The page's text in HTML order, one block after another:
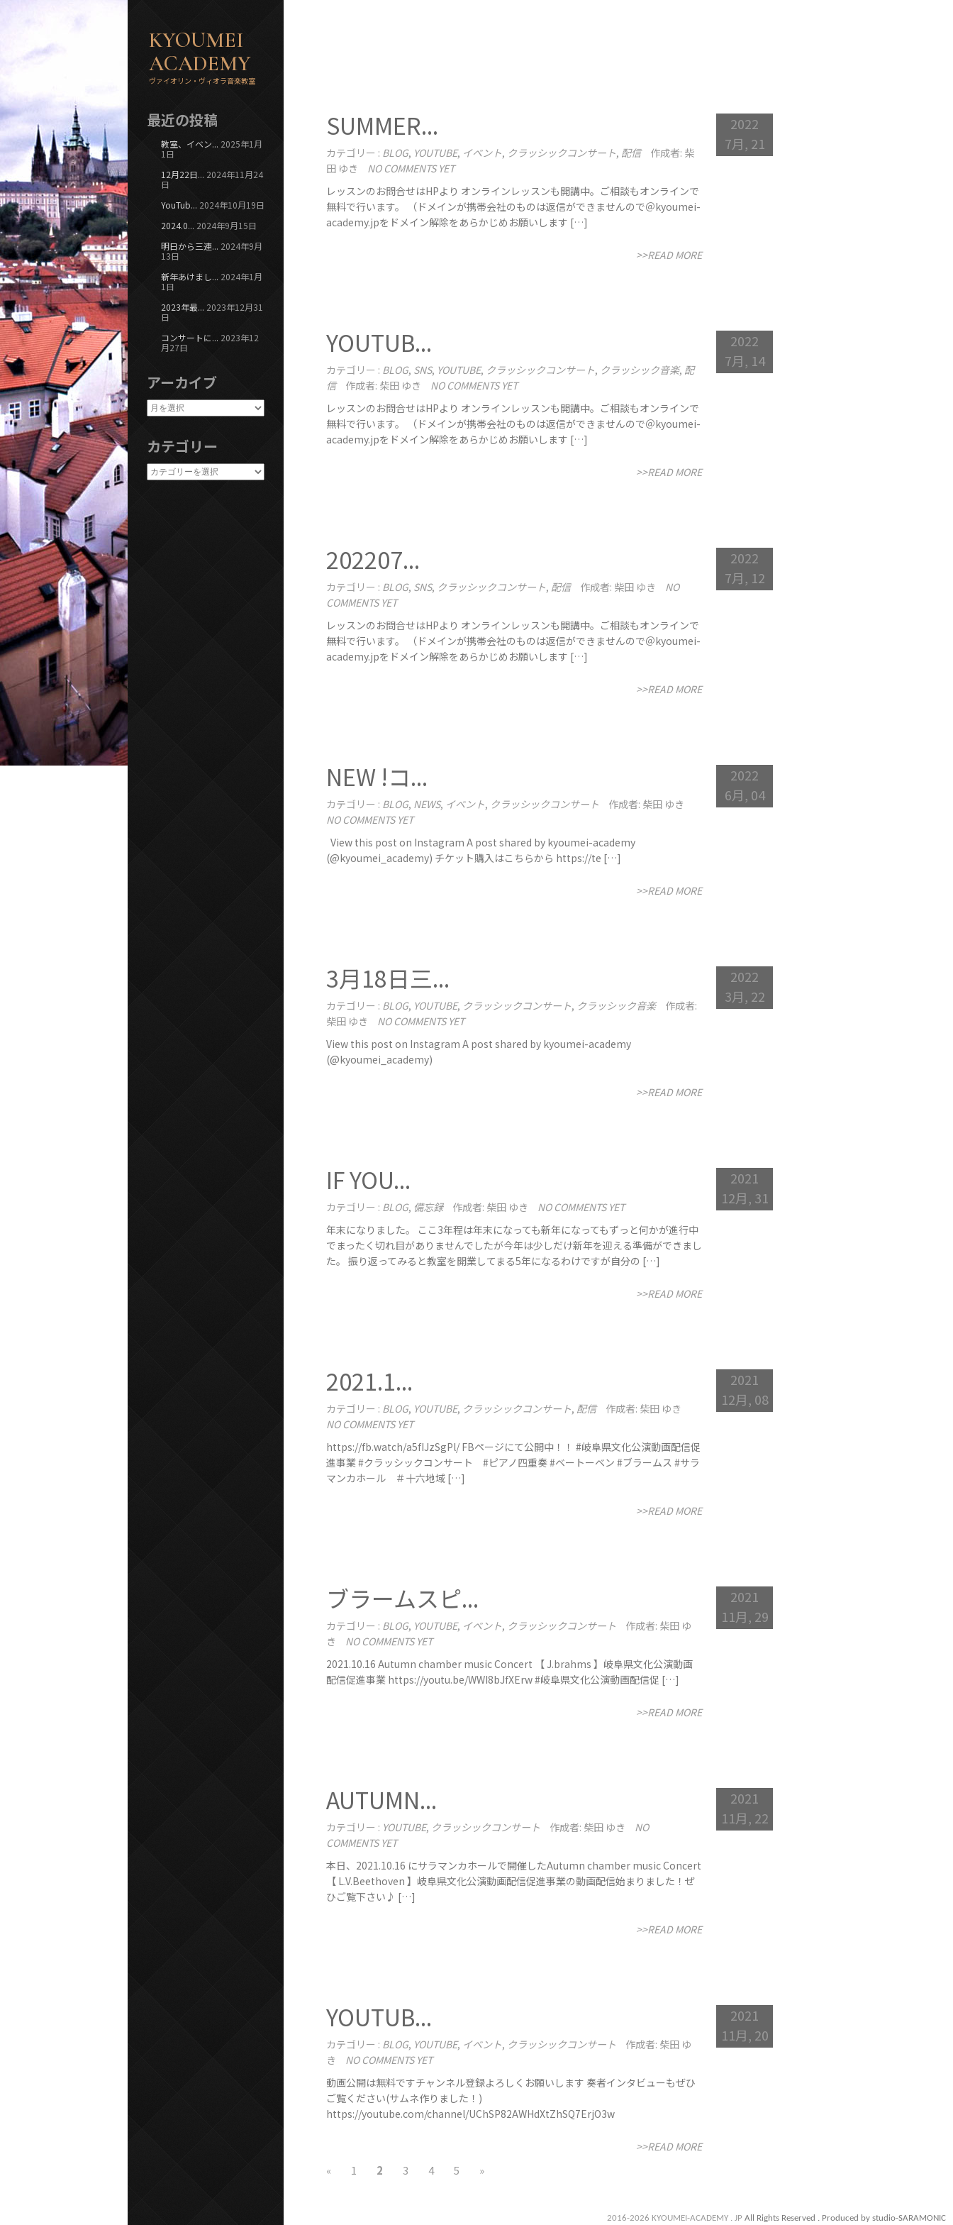
KYOUMEI
ACADEMY
ヴァイオリン・ヴィオラ音楽教室
SUMMER...
カテゴリー : BLOG, YOUTUBE, イベント, クラッシックコンサート, 配信
作成者: 柴
田 ゆき
NO COMMENTS YET
レッスンのお問合せはHPより オンラインレッスンも開講中。ご相談もオンラインで
無料で行います。 （ドメインが携帯会社のものは返信ができませんので＠kyoumei-
academy.jpをドメイン解除をあらかじめお願いします […]
>>READ MORE
2022
7月, 21
YOUTUB...
カテゴリー : BLOG, SNS, YOUTUBE, クラッシックコンサート, クラッシック音楽, 配
信
作成者: 柴田 ゆき
NO COMMENTS YET
レッスンのお問合せはHPより オンラインレッスンも開講中。ご相談もオンラインで
無料で行います。 （ドメインが携帯会社のものは返信ができませんので＠kyoumei-
academy.jpをドメイン解除をあらかじめお願いします […]
>>READ MORE
2022
7月, 14
202207...
カテゴリー : BLOG, SNS, クラッシックコンサート, 配信 作成者: 柴田 ゆき
NO
COMMENTS YET
レッスンのお問合せはHPより オンラインレッスンも開講中。ご相談もオンラインで
無料で行います。 （ドメインが携帯会社のものは返信ができませんので＠kyoumei-
academy.jpをドメイン解除をあらかじめお願いします […]
>>READ MORE
2022
7月, 12
NEW !コ...
カテゴリー : BLOG, NEWS, イベント, クラッシックコンサート
作成者: 柴田 ゆき
NO COMMENTS YET
View this post on Instagram A post shared by kyoumei-academy
(@kyoumei_academy) チケット購入はこちらから https://te […]
>>READ MORE
2022
6月, 04
3月18日三...
カテゴリー : BLOG, YOUTUBE, クラッシックコンサート, クラッシック音楽
作成者:
柴田 ゆき
NO COMMENTS YET
View this post on Instagram A post shared by kyoumei-academy
(@kyoumei_academy)
>>READ MORE
2022
3月, 22
IF YOU...
カテゴリー : BLOG, 備忘録 作成者: 柴田 ゆき
NO COMMENTS YET
年末になりました。 ここ3年程は年末になっても新年になってもずっと何かが進行中
でまったく切れ目がありませんでしたが今年は少しだけ新年を迎える準備ができまし
た。 振り返ってみると教室を開業してまる5年になるわけですが自分の […]
>>READ MORE
2021
12月, 31
2021.1...
カテゴリー : BLOG, YOUTUBE, クラッシックコンサート, 配信
作成者: 柴田 ゆき
NO COMMENTS YET
https://fb.watch/a5fIJzSgPl/ FBページにて公開中！！ #岐阜県文化公演動画配信促
進事業 #クラッシックコンサート #ピアノ四重奏 #ベートーベン #ブラームス #サラ
マンカホール ＃十六地域 […]
>>READ MORE
2021
12月, 08
ブラームスピ...
カテゴリー : BLOG, YOUTUBE, イベント, クラッシックコンサート
作成者: 柴田 ゆ
き
NO COMMENTS YET
2021.10.16 Autumn chamber music Concert 【 J.brahms 】岐阜県文化公演動画
配信促進事業 https://youtu.be/WWI8bJfXErw #岐阜県文化公演動画配信促 […]
>>READ MORE
2021
11月, 29
AUTUMN...
カテゴリー : YOUTUBE, クラッシックコンサート 作成者: 柴田 ゆき
NO
COMMENTS YET
本日、2021.10.16 にサラマンカホールで開催したAutumn chamber music Concert
【 L.V.Beethoven 】岐阜県文化公演動画配信促進事業の動画配信始まりました！ぜ
ひご覧下さい♪ […]
>>READ MORE
2021
11月, 22
YOUTUB...
カテゴリー : BLOG, YOUTUBE, イベント, クラッシックコンサート
作成者: 柴田 ゆ
き
NO COMMENTS YET
動画公開は無料ですチャンネル登録よろしくお願いします 奏者インタビューもぜひ
ご覧ください(サムネ作りました！)
https://youtube.com/channel/UChSP82AWHdXtZhSQ7ErjO3w
>>READ MORE
2021
11月, 20
« 1 2 3 4 5 »
最近の投稿
教室、イベン... 2025年1月
1日
12月22日... 2024年11月24
日
YouTub... 2024年10月19日
2024.0... 2024年9月15日
明日から三連... 2024年9月
13日
新年あけまし... 2024年1月
1日
2023年最... 2023年12月31
日
コンサートに... 2023年12
月27日
アーカイブ
カテゴリー
2016-2026 KYOUMEI-ACADEMY . JP All Rights Reserved . Produced by studio-SARAMONIC